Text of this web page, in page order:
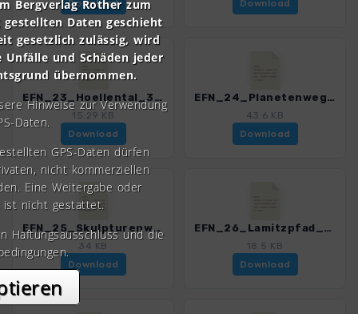
Download Download
EFN_23_Hoellental_3151_2.gpx
15.29 KB
Download
EFN_24_Planetenweg_Bobengruen_3151_2.gpx
43.6 KB
Download
EFN_25_Skulpturenweg_Schwarzenbach_3151_2.gpx
34 KB
Download
EFN_26_Lamitzpfad_3151_2.gpx
18.5 KB
Download
Bergverlag Rother zum
Daten geschieht
gesetzlich zulässig, wird
und Schäden jeder
übernommen.
Hinweise zur Verwendung
Daten.
GPS-Daten dürfen
nicht kommerziellen
Eine Weitergabe oder
ist nicht gestattet.
Haftungsausschluss und die